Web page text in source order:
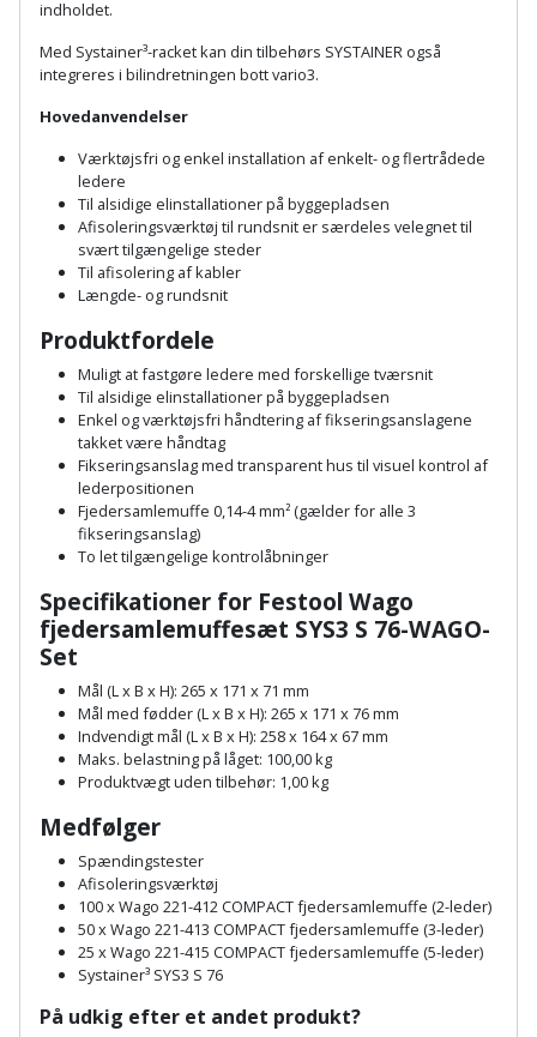
Plastlister
Radonsikring
Rumdeler
Skruer,
bolte
møtrikker
Skunklem
Søm
Sternbeklædning
Tag
og
tagplader
Terrassebrædder
Terrasseopklodsning
Tråd
byggeri
Træ
Løfteudstyr
Markeringsværktøj
Mejsel
Murerværktøj
Nøgleværktøj
Oliekande
Palleløfter
Polsøger
Profilsaks
snor
Renseservietter
wipes
Sækkelukker
Saks
Flisevibrator
Føringsskinne
Forlængerledning
Fugepistol
Fugtmåler
Gipsskruemaskine
Girafsliber
Girafsliber
tilbehør
Industristøvsuger
Kantfræser
Kantlimer
Kantlimertilbehør
Kap-
geringssav
Kerneboremaskine
Klammepistol
Klippeværktøj
og
kajak
Havemøbler
Havepleje
Haveredskaber
og
tilbehør
Havetilbehør
Højbede
Højtaler
Hylder
Jagt
fritid
Jul
Kaffe
Klæbesøm
Køkkenudstyr
indholdet.
Med Systainer³-racket kan din tilbehørs SYSTAINER også
integreres i bilindretningen bott vario3.
Hovedanvendelser
Værktøjsfri og enkel installation af enkelt- og flertrådede
ledere
Til alsidige elinstallationer på byggepladsen
Afisoleringsværktøj til rundsnit er særdeles velegnet til
svært tilgængelige steder
Til afisolering af kabler
Længde- og rundsnit
Produktfordele
Muligt at fastgøre ledere med forskellige tværsnit
Til alsidige elinstallationer på byggepladsen
Enkel og værktøjsfri håndtering af fikseringsanslagene
takket være håndtag
Fikseringsanslag med transparent hus til visuel kontrol af
lederpositionen
Fjedersamlemuffe 0,14-4 mm² (gælder for alle 3
fikseringsanslag)
To let tilgængelige kontrolåbninger
Specifikationer for Festool Wago
fjedersamlemuffesæt SYS3 S 76-WAGO-
Set
Mål (L x B x H): 265 x 171 x 71 mm
Mål med fødder (L x B x H): 265 x 171 x 76 mm
Indvendigt mål (L x B x H): 258 x 164 x 67 mm
Maks. belastning på låget: 100,00 kg
Produktvægt uden tilbehør: 1,00 kg
Medfølger
Spændingstester
Afisoleringsværktøj
100 x Wago 221-412 COMPACT fjedersamlemuffe (2-leder)
50 x Wago 221-413 COMPACT fjedersamlemuffe (3-leder)
25 x Wago 221-415 COMPACT fjedersamlemuffe (5-leder)
Systainer³ SYS3 S 76
På udkig efter et andet produkt?